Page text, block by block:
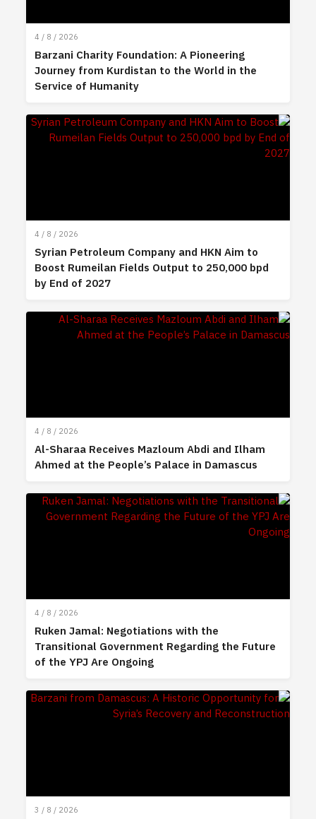
4 / 8 / 2026
Barzani Charity Foundation: A Pioneering
Journey from Kurdistan to the World in the
Service of Humanity
4 / 8 / 2026
Syrian Petroleum Company and HKN Aim to
Boost Rumeilan Fields Output to 250,000 bpd
by End of 2027
4 / 8 / 2026
Al-Sharaa Receives Mazloum Abdi and Ilham
Ahmed at the People’s Palace in Damascus
4 / 8 / 2026
Ruken Jamal: Negotiations with the
Transitional Government Regarding the Future
of the YPJ Are Ongoing
3 / 8 / 2026